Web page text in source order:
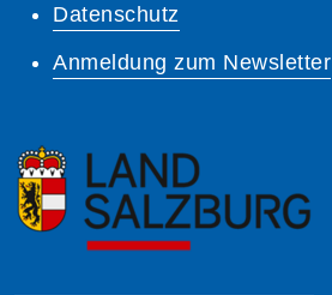
Datenschutz
Anmeldung zum Newsletter